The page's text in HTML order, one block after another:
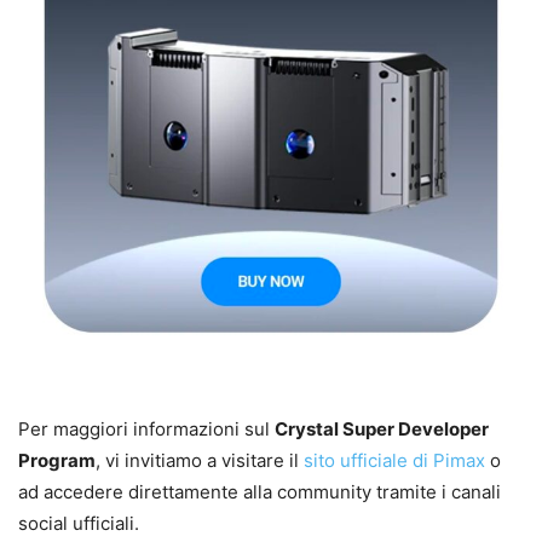
Per maggiori informazioni sul Crystal Super Developer
Program, vi invitiamo a visitare il sito ufficiale di Pimax o
ad accedere direttamente alla community tramite i canali
social ufficiali.